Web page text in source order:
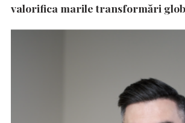
valorifica marile transformări